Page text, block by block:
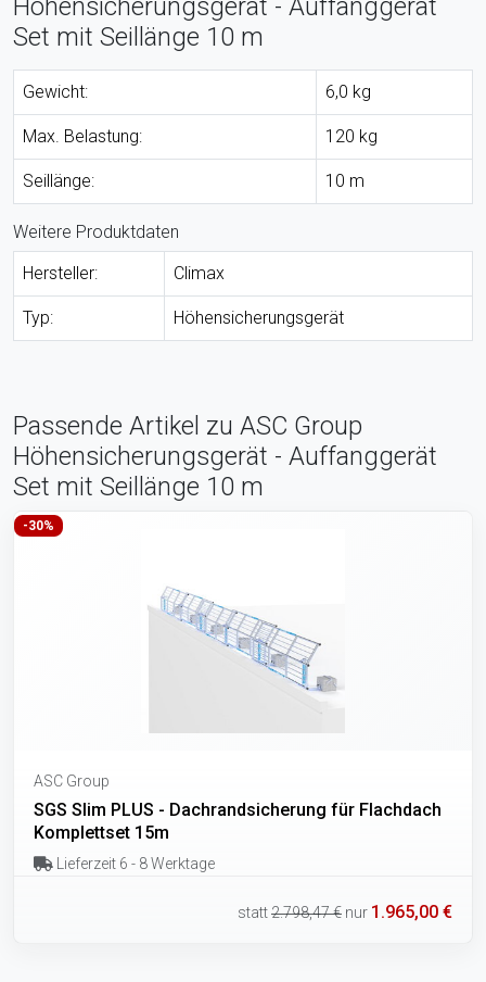
Höhensicherungsgerät - Auffanggerät
Set mit Seillänge 10 m
Gewicht: 6,0 kg
Max. Belastung: 120 kg
Seillänge: 10 m
Weitere Produktdaten
Hersteller:
Climax
Typ: Höhensicherungsgerät
Passende Artikel zu ASC Group
Höhensicherungsgerät - Auffanggerät
Set mit Seillänge 10 m
-30%
ASC Group
SGS Slim PLUS - Dachrandsicherung für Flachdach
Komplettset 15m
Lieferzeit 6 - 8 Werktage
statt2.798,47 € nur 1.965,00 €